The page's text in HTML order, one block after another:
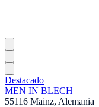
Destacado
MEN IN BLECH
55116 Mainz, Alemania